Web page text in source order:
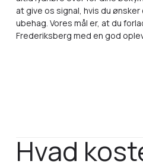
at give os signal, hvis du
ubehag. Vores mål er, at du
Frederiksberg med en god
Hvad